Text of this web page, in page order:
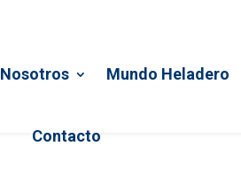
Nosotros Mundo Heladero
Contacto